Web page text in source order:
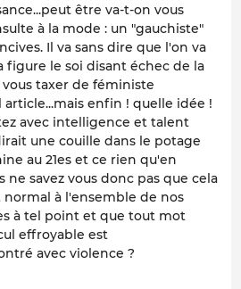
être va-t-on vous
à la mode : un "gauchiste"
Il va sans dire que l'on va
figure le soi disant échec de la
taxer de féministe
enfin ! quelle idée !
avec intelligence et talent
une couille dans le potage
au 21es et ce rien qu'en
ne savez vous donc pas que cela
à l'ensemble de nos
à tel point et que tout mot
effroyable est
avec violence ?